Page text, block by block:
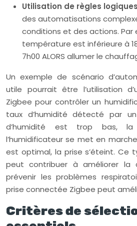
Utilisation de règles logiques
des automatisations
conditions et des actions. Par
température est inférieure à
7h00 ALORS allumer le
Un exemple de scénario
utile pourrait être l’utilisation
Zigbee pour contrôler un
taux d’humidité détecté par
d’humidité est trop bas, la
l’humidificateur se met en
est optimal, la prise s’éteint. Ce
peut contribuer à améliorer la
prévenir les problèmes
prise connectée Zigbee peut
Critères de